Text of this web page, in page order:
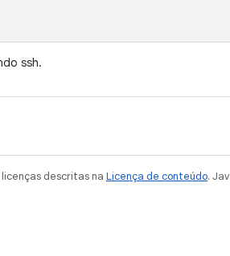
ssh.
descritas na Licença de conteúdo.